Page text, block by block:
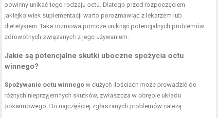
powinny unikać tego rodzaju octu. Dlatego przed rozpoczęciem
jakiejkolwiek suplementacji warto porozmawiać z lekarzem lub
dietetykiem. Taka rozmowa pomoże uniknąć potencjalnych problemów
zdrowotnych związanych z jego używaniem.
Jakie są potencjalne skutki uboczne spożycia octu
winnego?
Spożywanie octu winnego w dużych ilościach może prowadzić do
różnych nieprzyjemnych skutków, zwłaszcza w obrębie układu
pokarmowego. Do najczęściej zgłaszanych problemów należą: